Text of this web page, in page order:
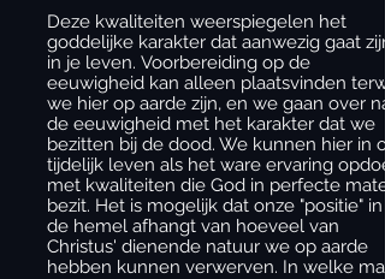
Deze kwaliteiten weerspiegelen het
goddelijke karakter dat aanwezig gaat zijn
in je leven. Voorbereiding op de
eeuwigheid kan alleen plaatsvinden
we hier op aarde zijn, en we gaan over
de eeuwigheid met het karakter dat we
bezitten bij de dood. We kunnen hier in
tijdelijk leven als het ware ervaring
met kwaliteiten die God in perfecte mate
bezit. Het is mogelijk dat onze "positie" in
de hemel afhangt van hoeveel van
Christus' dienende natuur we op aarde
hebben kunnen verwerven. In welke